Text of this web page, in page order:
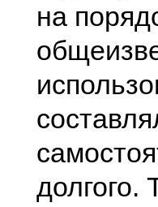
на
долгого.